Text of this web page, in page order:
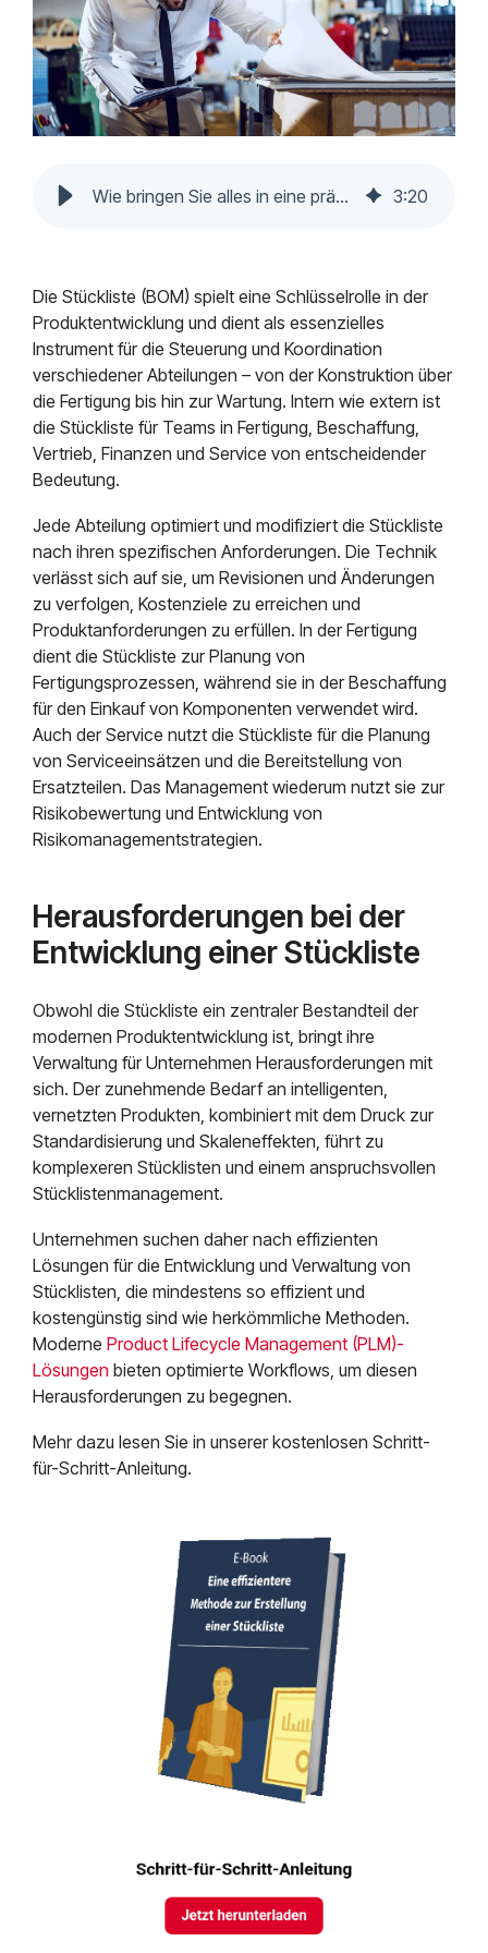
Mindsphere
Postfach.
Wie bringen Sie alles in eine präzise Stückliste? 3:20
Die Stückliste (BOM) spielt eine Schlüsselrolle in der
Produktentwicklung und dient als essenzielles
Instrument für die Steuerung und Koordination
verschiedener Abteilungen – von der Konstruktion über
die Fertigung bis hin zur Wartung. Intern wie extern ist
die Stückliste für Teams in Fertigung, Beschaffung,
Vertrieb, Finanzen und Service von entscheidender
Bedeutung.
Jede Abteilung optimiert und modifiziert die Stückliste
nach ihren spezifischen Anforderungen. Die Technik
verlässt sich auf sie, um Revisionen und Änderungen
zu verfolgen, Kostenziele zu erreichen und
Produktanforderungen zu erfüllen. In der Fertigung
dient die Stückliste zur Planung von
Fertigungsprozessen, während sie in der Beschaffung
für den Einkauf von Komponenten verwendet wird.
Auch der Service nutzt die Stückliste für die Planung
von Serviceeinsätzen und die Bereitstellung von
Ersatzteilen. Das Management wiederum nutzt sie zur
Risikobewertung und Entwicklung von
Risikomanagementstrategien.
Herausforderungen bei der
Entwicklung einer Stückliste
Obwohl die Stückliste ein zentraler Bestandteil der
modernen Produktentwicklung ist, bringt ihre
Verwaltung für Unternehmen Herausforderungen mit
sich. Der zunehmende Bedarf an intelligenten,
vernetzten Produkten, kombiniert mit dem Druck zur
Standardisierung und Skaleneffekten, führt zu
komplexeren Stücklisten und einem anspruchsvollen
Stücklistenmanagement.
Unternehmen suchen daher nach effizienten
Lösungen für die Entwicklung und Verwaltung von
Stücklisten, die mindestens so effizient und
kostengünstig sind wie herkömmliche Methoden.
Moderne Product Lifecycle Management (PLM)-
Lösungen bieten optimierte Workflows, um diesen
Herausforderungen zu begegnen.
Mehr dazu lesen Sie in unserer kostenlosen Schritt-
für-Schritt-Anleitung.